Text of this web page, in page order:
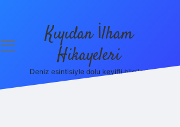
menüyü
Kıyıdan İlham
Hikayeleri
Deniz esintisiyle dolu keyifli bilgiler!